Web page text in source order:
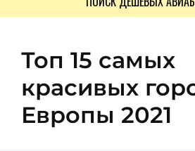
Топ 15 самых
красивых
Европы 2021